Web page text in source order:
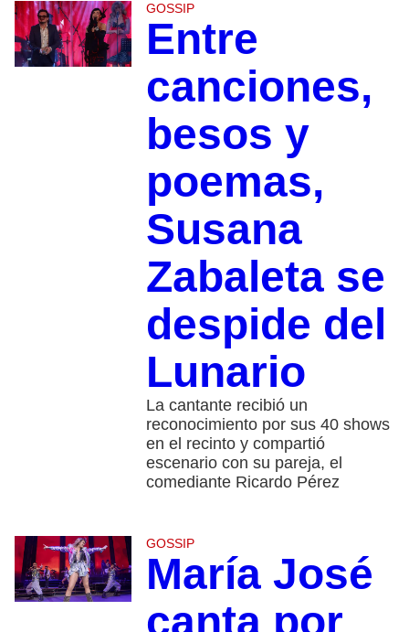
GOSSIP
Entre
canciones,
besos y
poemas,
Susana
Zabaleta se
despide del
Lunario
La cantante recibió un
reconocimiento por sus 40 shows
en el recinto y compartió
escenario con su pareja, el
comediante Ricardo Pérez
GOSSIP
María José
canta por